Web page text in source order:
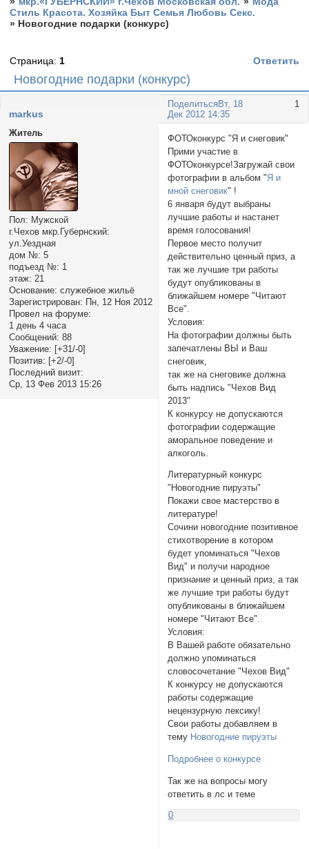
Стиль Красота. Хозяйка Быт Семья Любовь Секс.
» Новогодние подарки (конкурс)
Новогодние подарки (конкурс)
Страница: 1 Ответить
Поделиться 1
Вт, 18
Дек 2012 14:35
markus
Житель
Пол: Мужской
г.Чехов мкр.Губернский:
ул.Уездная
дом №: 5
подъезд №: 1
этаж: 21
Основание: служебное жильё
Зарегистрирован: Пн, 12 Ноя 2012
Провел на форуме:
1 день 4 часа
Сообщений: 88
Уважение: [+31/-0]
Позитив: [+2/-0]
Последний визит:
Ср, 13 Фев 2013 15:26
ФОТОконкурс "Я и снеговик"
Прими участие в
ФОТОконкурсе!Загружай свои
фотографии в альбом "Я и
мной снеговик" !
6 января будут выбраны
лучшие работы и настанет
время голосования!
Первое место получит
действительно ценный приз, а
так же лучшие три работы
будут опубликованы в
ближайшем номере "Читают
Все".
Условия:
На фотографии должны быть
запечатлены ВЫ и Ваш
снеговик,
так же на снеговике должна
быть надпись "Чехов Вид
2013"
К конкурсу не допускаются
фотографии содержащие
аморальное поведение и
алкоголь.
Литературный конкурс
"Новогодние пируэты"
Покажи свое мастерство в
литературе!
Сочини новогодние позитивное
стихотворение в котором
будет упоминаться "Чехов
Вид" и получи народное
признание и ценный приз, а так
же лучшие три работы будут
опубликованы в ближайшем
номере "Читают Все".
Условия:
В Вашей работе обязательно
должно упоминаться
словосочетание "Чехов Вид"
К конкурсу не допускаются
работы содержащие
нецензурную лексику!
Свои работы добавляем в
тему Новогодние пируэты
Подробнее о конкурсе
Так же на вопросы могу
ответить в лс и теме
0